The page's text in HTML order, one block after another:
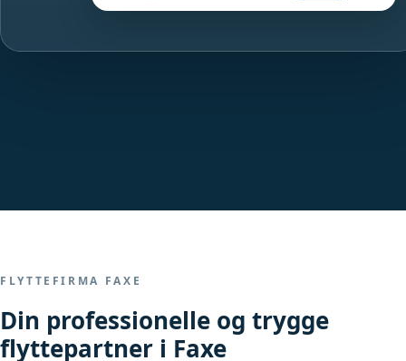
FLYTTEFIRMA FAXE
Din professionelle og trygge
flyttepartner i Faxe